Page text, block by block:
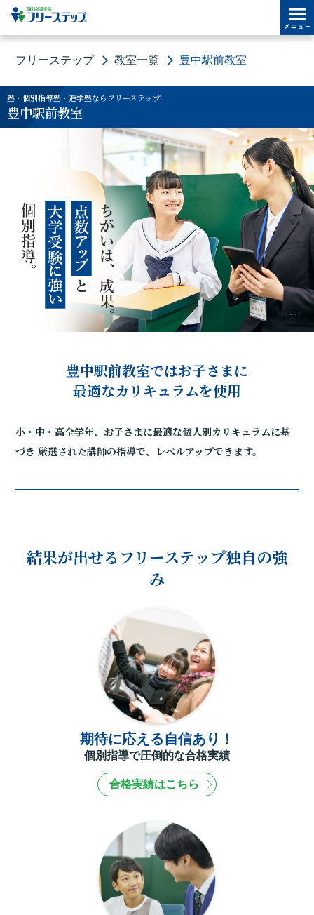
フリーステップ 教室一覧 豊中駅前教室
塾・個別指導塾・進学塾ならフリーステップ
豊中駅前教室
豊中駅前教室ではお子さまに
最適なカリキュラムを使用
小・中・高全学年、お子さまに最適な個人別カリキュラムに基
づき 厳選された講師の指導で、レベルアップできます。
結果が出せるフリーステップ独自の強
み
期待に応える自信あり！
個別指導で圧倒的な合格実績
合格実績はこちら